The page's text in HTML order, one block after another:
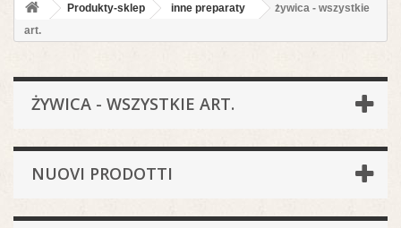
Produkty-sklep inne preparaty
żywica - wszystkie
art.
ŻYWICA - WSZYSTKIE ART.
NUOVI PRODOTTI